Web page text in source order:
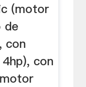
(motor
de
con
con